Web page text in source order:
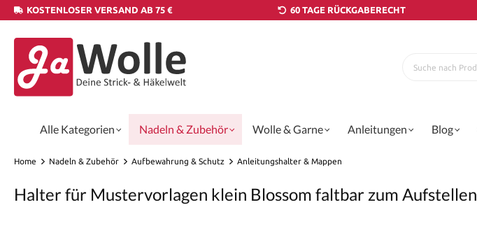
KOSTENLOSER VERSAND AB 75 € 60 TAGE RÜCKGABERECHT
Alle Kategorien Nadeln & Zubehör Wolle & Garne Anleitungen Blog
Home Nadeln & Zubehör Aufbewahrung & Schutz Anleitungshalter & Mappen
Halter für Mustervorlagen klein Blossom faltbar zum Aufstellen